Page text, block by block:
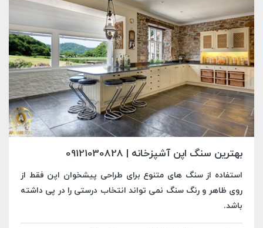
بهترین سنگ اپن آشپزخانه | 09121030828
استفاده از سنگ های متنوع برای طراحی پیشخوان اپن فقط از
روی ظاهر و رنگ سنگ نمی تواند انتخاب درستی را در پی داشته
باشد.